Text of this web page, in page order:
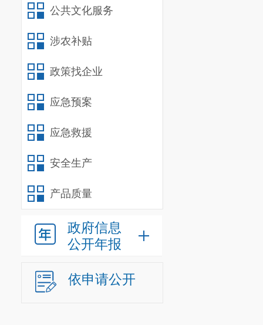
公共文化服务
涉农补贴
政策找企业
应急预案
应急救援
安全生产
产品质量
政府信息
公开年报
依申请公开